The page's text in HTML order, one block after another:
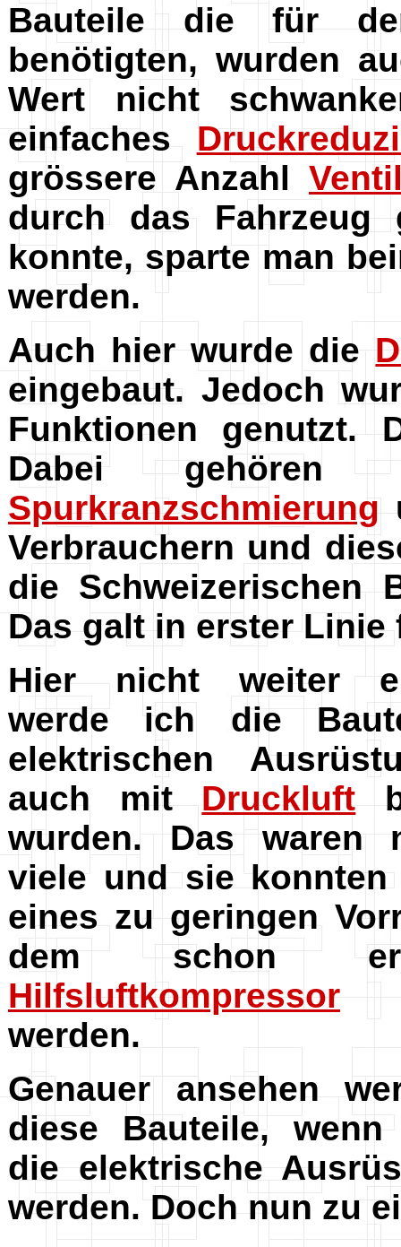
Bauteile die für
benötigten, wurden
Wert nicht
einfaches
grössere Anzahl
durch das Fahrzeug
konnte, sparte man
werden.
Auch hier wurde die
eingebaut. Jedoch
Funktionen genutzt.
Dabei
Spurkranzschmierung
Verbrauchern und
die Schweizerischen
Das galt in erster Linie
Hier nicht weiter
werde ich die
elektrischen
auch mitDruckluft
wurden. Das waren
viele und sie konnten
eines zu geringen
dem schon
Hilfsluftkompressor
werden.
Genauer ansehen
diese Bauteile,
die elektrische
werden. Doch nun zu